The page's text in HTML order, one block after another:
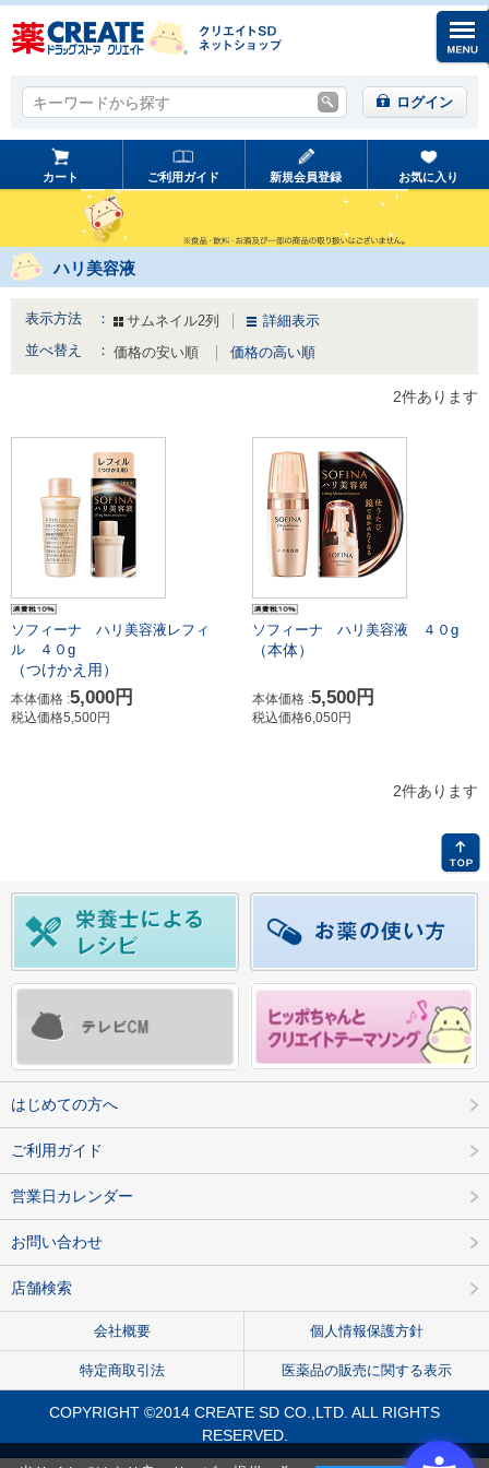
キーワードから探す
キーワードから探す ログイン
カート ご利用ガイド 新規会員登録 お気に入り
ハリ美容液
表示方法 ： サムネイル2列
詳細表示
並べ替え ： 価格の安い順 価格の高い順
2件あります
ソフィーナ ハリ美容液レフィ
ル ４０g
（つけかえ用）
本体価格 :5,000円
税込価格5,500円
ソフィーナ ハリ美容液 ４０g
（本体）
本体価格 :5,500円
税込価格6,050円
2件あります
はじめての方へ
ご利用ガイド
営業日カレンダー
お問い合わせ
店舗検索
会社概要 個人情報保護方針
特定商取引法 医薬品の販売に関する表示
COPYRIGHT ©2014 CREATE SD CO.,LTD. ALL RIGHTS
RESERVED.